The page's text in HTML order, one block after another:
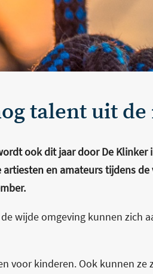
talent uit de
ook dit jaar door De Klinker
en amateurs tijdens de
wijde omgeving kunnen zich
voor kinderen. Ook kunnen ze